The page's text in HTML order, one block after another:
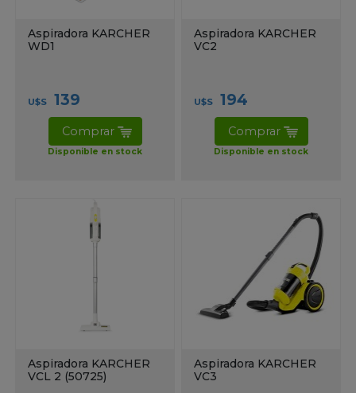
Aspiradora KARCHER
WD1
U$S 139
Disponible en stock
Comprar
Aspiradora KARCHER
VC2
U$S 194
Disponible en stock
Comprar
Aspiradora KARCHER
VCL 2 (50725)
Aspiradora KARCHER
VC3